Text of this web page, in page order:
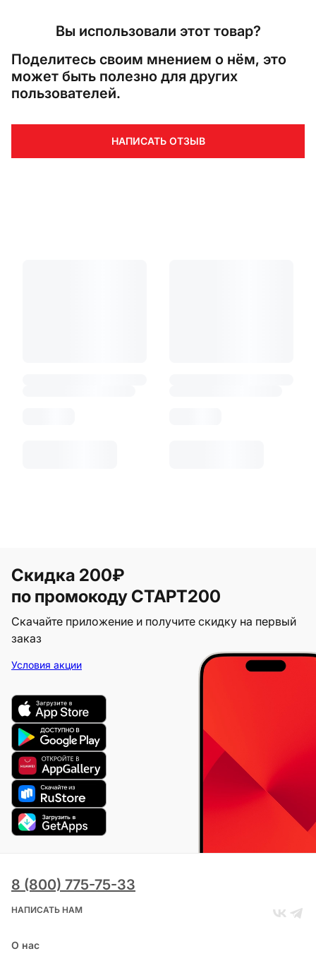
Вы использовали этот товар?
Поделитесь своим мнением о нём, это
может быть полезно для других
пользователей.
НАПИСАТЬ ОТЗЫВ
Скидка 200₽
по промокоду СТАРТ200
Скачайте приложение и получите скидку на первый
заказ
Условия акции
8 (800) 775-75-33
НАПИСАТЬ НАМ
О нас